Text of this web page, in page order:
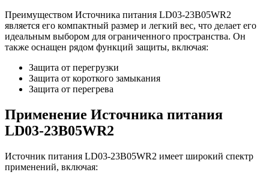
Преимуществом Источника питания LD03-23B05WR2
является его компактный размер и легкий вес, что делает его
идеальным выбором для ограниченного пространства. Он
также оснащен рядом функций защиты, включая:
Защита от перегрузки
Защита от короткого замыкания
Защита от перегрева
Применение Источника питания
LD03-23B05WR2
Источник питания LD03-23B05WR2 имеет широкий спектр
применений, включая: